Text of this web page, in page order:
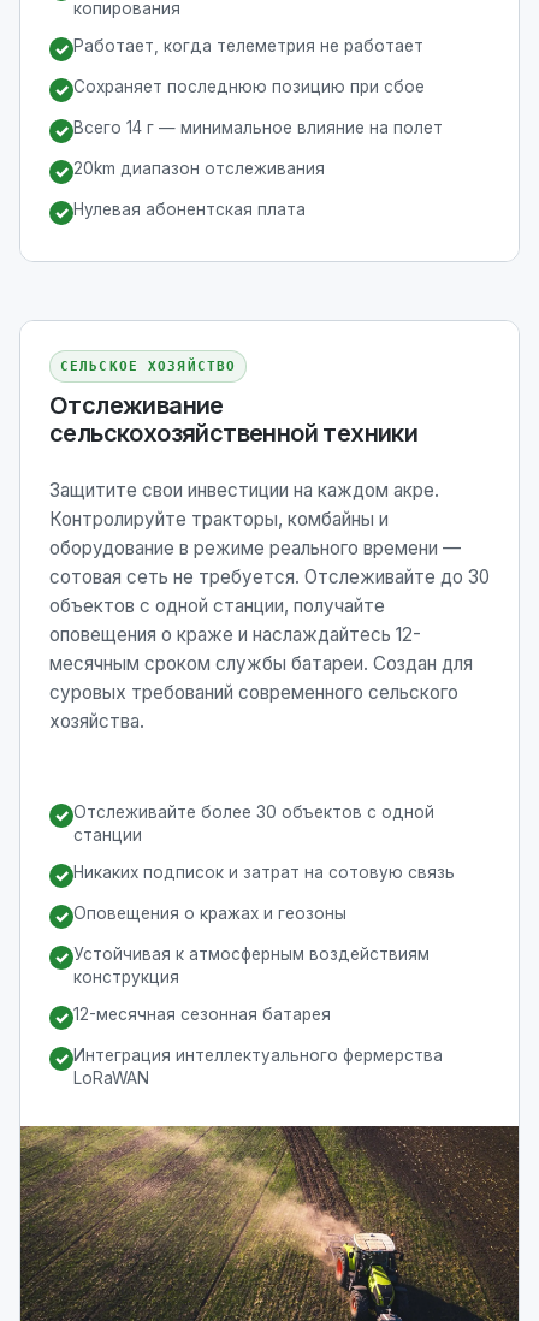
копирования
✓ Работает, когда телеметрия не работает
✓ Сохраняет последнюю позицию при сбое
✓ Всего 14 г — минимальное влияние на полет
✓ 20km диапазон отслеживания
✓ Нулевая абонентская плата
СЕЛЬСКОЕ ХОЗЯЙСТВО
Отслеживание
сельскохозяйственной техники
Защитите свои инвестиции на каждом акре.
Контролируйте тракторы, комбайны и
оборудование в режиме реального времени —
сотовая сеть не требуется. Отслеживайте до 30
объектов с одной станции, получайте
оповещения о краже и наслаждайтесь 12-
месячным сроком службы батареи. Создан для
суровых требований современного сельского
хозяйства.
✓ Отслеживайте более 30 объектов с одной
станции
✓ Никаких подписок и затрат на сотовую связь
✓ Оповещения о кражах и геозоны
✓ Устойчивая к атмосферным воздействиям
конструкция
✓ 12-месячная сезонная батарея
✓ Интеграция интеллектуального фермерства
LoRaWAN